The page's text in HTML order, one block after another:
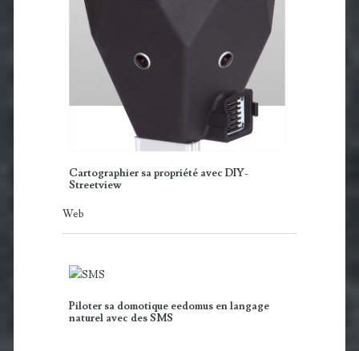
Cartographier sa propriété avec DIY-
Streetview
Web
Piloter sa domotique eedomus en langage
naturel avec des SMS